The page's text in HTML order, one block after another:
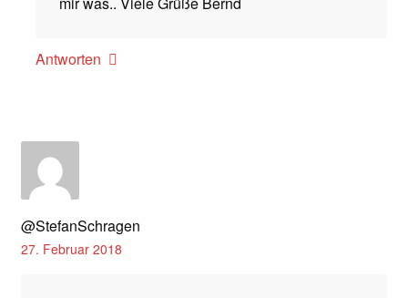
Antworten
@StefanSchragen
27. Februar 2018